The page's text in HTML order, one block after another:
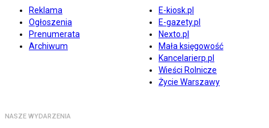
Reklama
Ogłoszenia
Prenumerata
Archiwum
E-kiosk.pl
E-gazety.pl
Nexto.pl
Mała księgowość
Kancelarierp.pl
Wieści Rolnicze
Życie Warszawy
NASZE WYDARZENIA